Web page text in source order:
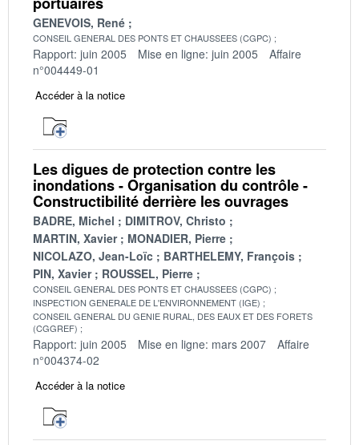
GENEVOIS, René
CONSEIL GENERAL DES PONTS ET CHAUSSEES (CGPC)
Rapport: juin 2005 Mise en ligne: juin 2005
Affaire
n°004449-01
Accéder à la notice
Les digues de protection contre les
inondations - Organisation du contrôle -
Constructibilité derrière les ouvrages
BADRE, Michel
DIMITROV, Christo
MARTIN, Xavier
MONADIER, Pierre
NICOLAZO, Jean-Loïc
BARTHELEMY, François
PIN, Xavier
ROUSSEL, Pierre
CONSEIL GENERAL DES PONTS ET CHAUSSEES (CGPC)
INSPECTION GENERALE DE L'ENVIRONNEMENT (IGE)
CONSEIL GENERAL DU GENIE RURAL, DES EAUX ET DES FORETS
(CGGREF)
Rapport: juin 2005 Mise en ligne: mars 2007
Affaire
n°004374-02
Accéder à la notice